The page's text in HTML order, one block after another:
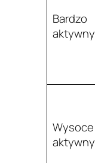
Bardzo
aktywny
Wysoce
aktywny